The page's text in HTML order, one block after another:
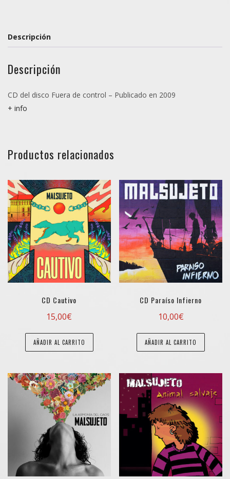
Descripción
Descripción
CD del disco Fuera de control – Publicado en 2009
+ info
Productos relacionados
CD Cautivo
15,00€
AÑADIR AL CARRITO
CD Paraíso Infierno
10,00€
AÑADIR AL CARRITO